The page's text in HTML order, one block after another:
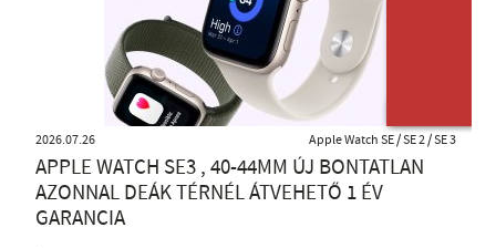
2026.07.26 Apple Watch SE / SE 2 / SE 3
APPLE WATCH SE3 , 40-44MM ÚJ BONTATLAN
AZONNAL DEÁK TÉRNÉL ÁTVEHETŐ 1 ÉV
GARANCIA